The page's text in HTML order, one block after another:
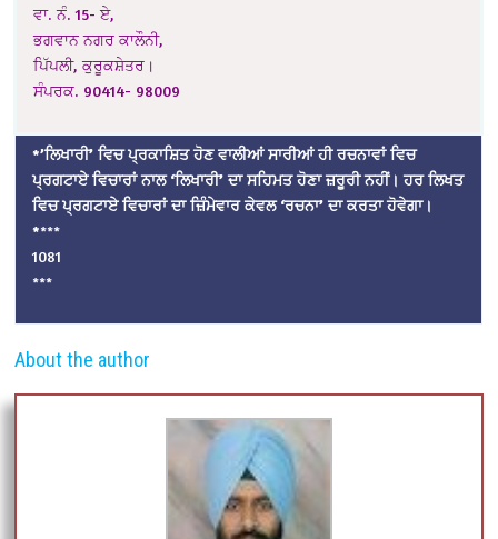
ਵਾ. ਨੰ. 15- ਏ,
ਭਗਵਾਨ ਨਗਰ ਕਾਲੌਨੀ,
ਪਿੱਪਲੀ, ਕੁਰੂਕਸ਼ੇਤਰ।
ਸੰਪਰਕ. 90414- 98009
*’ਲਿਖਾਰੀ’ ਵਿਚ ਪ੍ਰਕਾਸ਼ਿਤ ਹੋਣ ਵਾਲੀਆਂ ਸਾਰੀਆਂ ਹੀ ਰਚਨਾਵਾਂ ਵਿਚ
ਪ੍ਰਗਟਾਏ ਵਿਚਾਰਾਂ ਨਾਲ ‘ਲਿਖਾਰੀ’ ਦਾ ਸਹਿਮਤ ਹੋਣਾ ਜ਼ਰੂਰੀ ਨਹੀਂ। ਹਰ ਲਿਖਤ
ਵਿਚ ਪ੍ਰਗਟਾਏ ਵਿਚਾਰਾਂ ਦਾ ਜ਼ਿੰਮੇਵਾਰ ਕੇਵਲ ‘ਰਚਨਾ’ ਦਾ ਕਰਤਾ ਹੋਵੇਗਾ।
****
1081
***
About the author